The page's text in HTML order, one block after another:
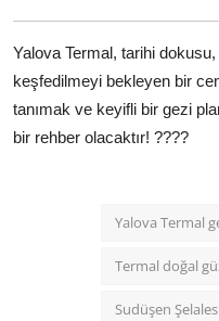
Yalova Termal, tarihi
keşfedilmeyi bekleyen bir
tanımak ve keyifli bir gezi
bir rehber olacaktır! ????
Yalova Termal
Termal doğal
Sudüşen Şelalesi